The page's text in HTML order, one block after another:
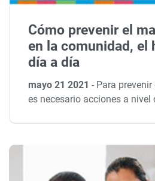
Cómo prevenir el
en la comunidad, el
día a día
mayo 21 2021- Para
es necesario acciones a nivel